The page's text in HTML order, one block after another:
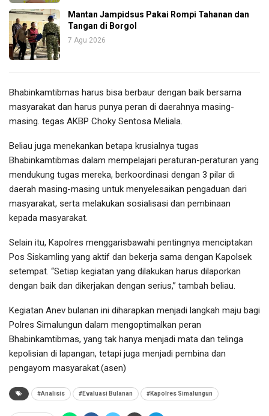
Mantan Jampidsus Pakai Rompi Tahanan dan
Tangan di Borgol
7 Agu 2026
Bhabinkamtibmas harus bisa berbaur dengan baik bersama
masyarakat dan harus punya peran di daerahnya masing-
masing. tegas AKBP Choky Sentosa Meliala.
Beliau juga menekankan betapa krusialnya tugas
Bhabinkamtibmas dalam mempelajari peraturan-peraturan yang
mendukung tugas mereka, berkoordinasi dengan 3 pilar di
daerah masing-masing untuk menyelesaikan pengaduan dari
masyarakat, serta melakukan sosialisasi dan pembinaan
kepada masyarakat.
Selain itu, Kapolres menggarisbawahi pentingnya menciptakan
Pos Siskamling yang aktif dan bekerja sama dengan Kapolsek
setempat. “Setiap kegiatan yang dilakukan harus dilaporkan
dengan baik dan dikerjakan dengan serius,” tambah beliau.
Kegiatan Anev bulanan ini diharapkan menjadi langkah maju bagi
Polres Simalungun dalam mengoptimalkan peran
Bhabinkamtibmas, yang tak hanya menjadi mata dan telinga
kepolisian di lapangan, tetapi juga menjadi pembina dan
pengayom masyarakat.(asen)
#Analisis #Evaluasi Bulanan #Kapolres Simalungun